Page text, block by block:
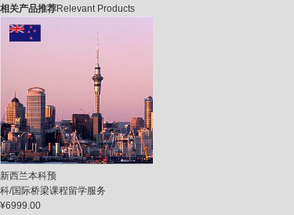
相关产品推荐Relevant Products
新西兰本科预
科/国际桥梁课程留学服务
¥6999.00